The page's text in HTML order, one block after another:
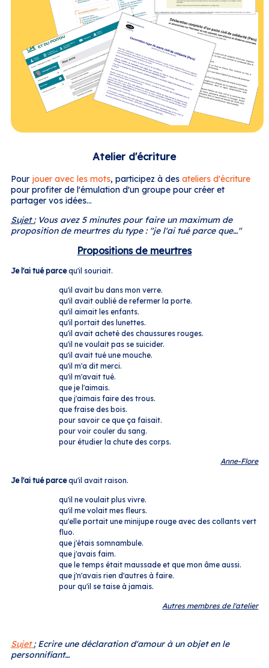
Atelier d'écriture
Pour jouer avec les mots, participez à des ateliers d'écriture
pour profiter de l'émulation d'un groupe pour créer et
partager vos idées...
Sujet :Vous avez 5 minutes pour faire un maximum de
proposition de meurtres du type : "je l'ai tué parce que…"
Propositions de meurtres
Je l'ai tué parcequ'il souriait.
qu'il avait bu dans mon verre.
qu'il avait oublié de refermer la porte.
qu'il aimait les enfants.
qu'il portait des lunettes.
qu'il avait acheté des chaussures rouges.
qu'il ne voulait pas se suicider.
qu'il avait tué une mouche.
qu'il m'a dit merci.
qu'il m'avait tué.
que je l'aimais.
que j'aimais faire des trous.
que fraise des bois.
pour savoir ce que ça faisait.
pour voir couler du sang.
pour étudier la chute des corps.
Anne-Flore
Je l'ai tué parcequ'il avait raison.
qu'il ne voulait plus vivre.
qu'il me volait mes fleurs.
qu'elle portait une minijupe rouge avec des collants vert
fluo.
que j'étais somnambule.
que j'avais faim.
que le temps était maussade et que mon âme aussi.
que j'n'avais rien d'autres à faire.
pour qu'il se taise à jamais.
Autres membres de l'atelier
Sujet:Ecrire une déclaration d'amour à un objet en le
personnifiant…